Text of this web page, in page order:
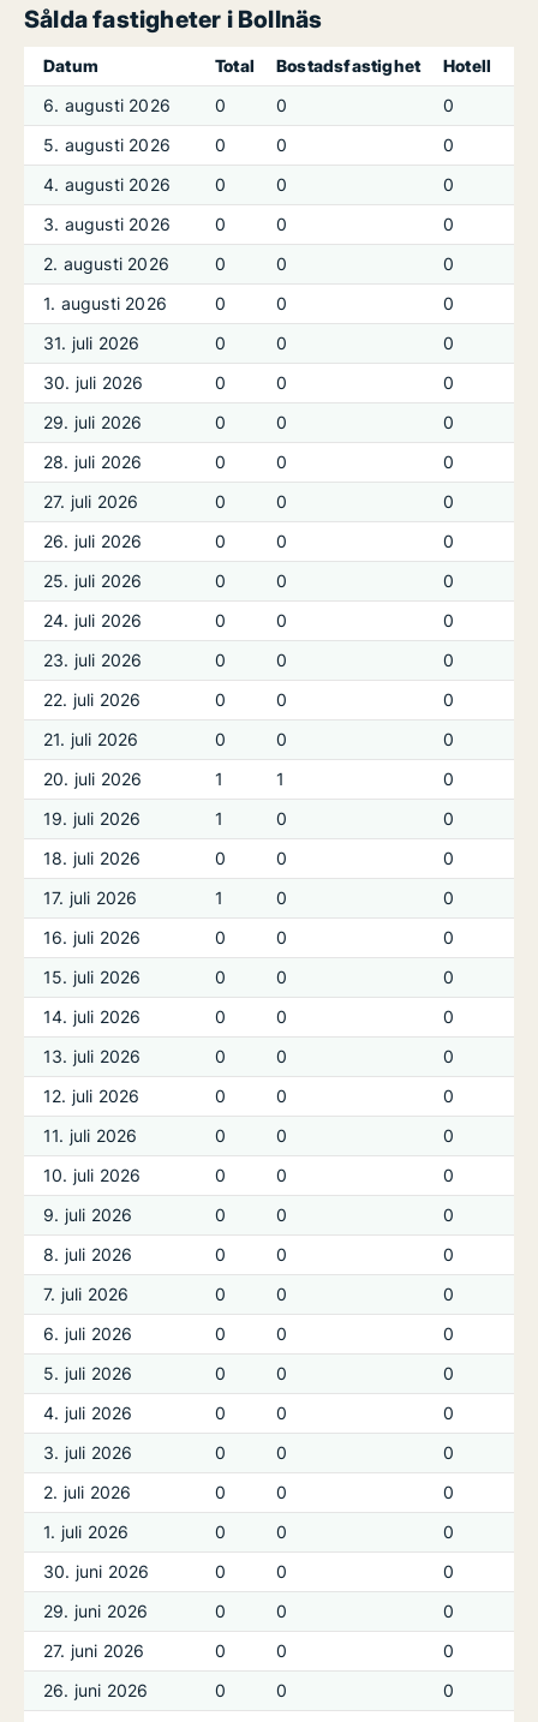
Sålda fastigheter i Bollnäs
Datum Total Bostadsfastighet Hotell
6. augusti 2026
0 0 0
5. augusti 2026
0 0 0
4. augusti 2026
0 0 0
3. augusti 2026
0 0 0
2. augusti 2026
0 0 0
1. augusti 2026
0 0 0
31. juli 2026
0 0 0
30. juli 2026
0 0 0
29. juli 2026
0 0 0
28. juli 2026
0 0 0
27. juli 2026
0 0 0
26. juli 2026
0 0 0
25. juli 2026
0 0 0
24. juli 2026
0 0 0
23. juli 2026
0 0 0
22. juli 2026
0 0 0
21. juli 2026
0 0 0
20. juli 2026
1 1 0
19. juli 2026
1 0 0
18. juli 2026
0 0 0
17. juli 2026
1 0 0
16. juli 2026
0 0 0
15. juli 2026
0 0 0
14. juli 2026
0 0 0
13. juli 2026
0 0 0
12. juli 2026
0 0 0
11. juli 2026
0 0 0
10. juli 2026
0 0 0
9. juli 2026
0 0 0
8. juli 2026
0 0 0
7. juli 2026
0 0 0
6. juli 2026
0 0 0
5. juli 2026
0 0 0
4. juli 2026
0 0 0
3. juli 2026
0 0 0
2. juli 2026
0 0 0
1. juli 2026
0 0 0
30. juni 2026
0 0 0
29. juni 2026
0 0 0
27. juni 2026
0 0 0
26. juni 2026
0 0 0